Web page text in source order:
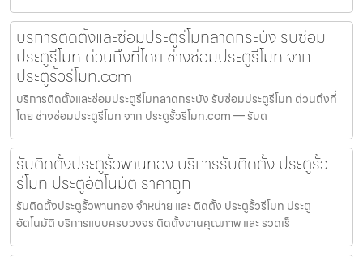
บริการติดตั้งและซ่อมประตูรีโมทลาดกระบัง รับซ่อม
ประตูรีโมท ด่วนถึงที่โดย ช่างซ่อมประตูรีโมท จาก
ประตูรั้วรีโมท.com
บริการติดตั้งและซ่อมประตูรีโมทลาดกระบัง รับซ่อมประตูรีโมท ด่วนถึงที่
โดย ช่างซ่อมประตูรีโมท จาก ประตูรั้วรีโมท.com — รับต
รับติดตั้งประตูรั้วพานทอง บริการรับติดตั้ง ประตูรั้ว
รีโมท ประตูอัตโนมัติ ราคาถูก
รับติดตั้งประตูรั้วพานทอง จำหน่าย และ ติดตั้ง ประตูรั้วรีโมท ประตู
อัตโนมัติ บริการแบบครบวงจร ติดตั้งงานคุณภาพ และ รวดเร็